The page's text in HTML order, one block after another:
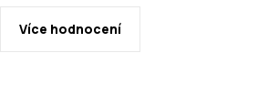
Více hodnocení